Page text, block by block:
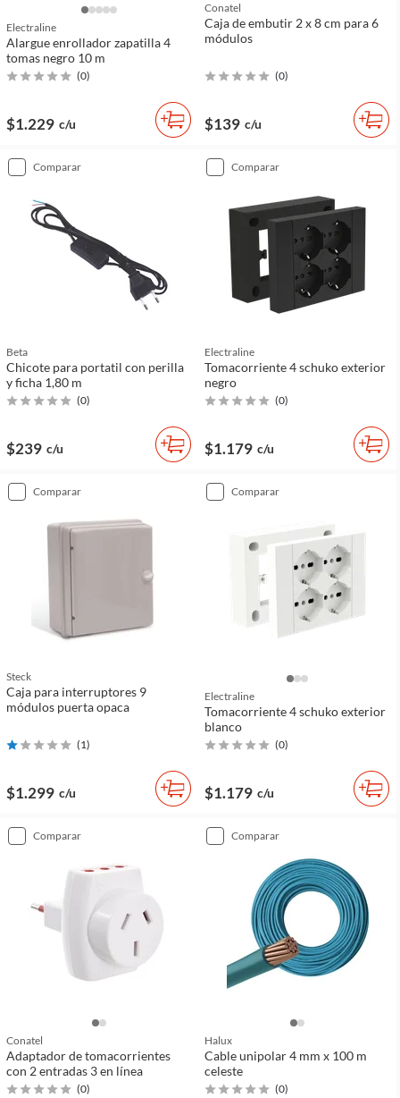
Electraline
Alargue enrollador zapatilla 4
tomas negro 10 m
(0)
$1.229 c/u
Conatel
Caja de embutir 2 x 8 cm para 6
módulos
(0)
$139 c/u
comparar
Beta
Chicote para portatil con perilla
y ficha 1,80 m
(0)
$239 c/u
comparar
Electraline
Tomacorriente 4 schuko exterior
negro
(0)
$1.179 c/u
comparar
Steck
Caja para interruptores 9
módulos puerta opaca
(1)
$1.299 c/u
comparar
Electraline
Tomacorriente 4 schuko exterior
blanco
(0)
$1.179 c/u
comparar
Conatel
Adaptador de tomacorrientes
con 2 entradas 3 en línea
(0)
comparar
Halux
Cable unipolar 4 mm x 100 m
celeste
(0)